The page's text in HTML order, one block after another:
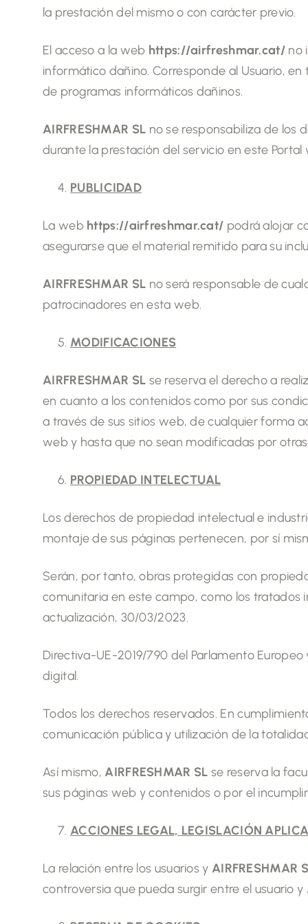
la prestación del mismo o con carácter previo.
El acceso a la web https://airfreshmar.cat/no
informático dañino. Corresponde al Usuario,
de programas informáticos dañinos.
AIRFRESHMAR SL no se responsabiliza de los
durante la prestación del servicio en este Portal
PUBLICIDAD
La web https://airfreshmar.cat/ podrá alojar
asegurarse que el material remitido para su
AIRFRESHMAR SL no será responsable de
patrocinadores en esta web.
MODIFICACIONES
AIRFRESHMAR SL se reserva el derecho a
en cuanto a los contenidos como por sus
a través de sus sitios web, de cualquier forma
web y hasta que no sean modificadas por
PROPIEDAD INTELECTUAL
Los derechos de propiedad intelectual e
montaje de sus páginas pertenecen, por sí
Serán, por tanto, obras protegidas con
comunitaria en este campo, como los tratados
actualización, 30/03/2023.
Directiva-UE-2019/790 del Parlamento
digital.
Todos los derechos reservados. En
comunicación pública y utilización de la
Así mismo, AIRFRESHMAR SL se reserva la
sus páginas web y contenidos o por el
ACCIONES LEGAL, LEGISLACIÓN
La relación entre los usuarios y AIRFRESHMAR
controversia que pueda surgir entre el usuario y